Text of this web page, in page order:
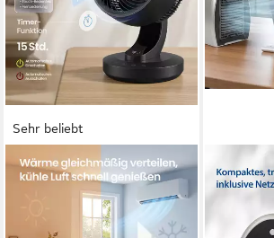
Sehr beliebt
SONGMICS
Tischventilator 2-in-
1:Ventilator & Luftzirkulator,
leise 20 dB, LED-Display,12h
Pro HP
mit